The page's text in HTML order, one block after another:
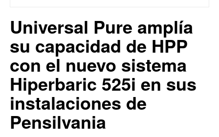
Universal Pure amplía
su capacidad de HPP
con el nuevo sistema
Hiperbaric 525i en sus
instalaciones de
Pensilvania